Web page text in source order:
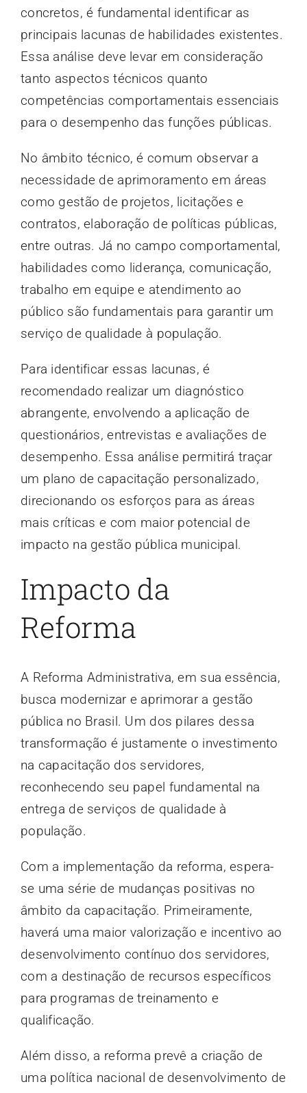
concretos, é fundamental identificar as
principais lacunas de habilidades existentes.
Essa análise deve levar em consideração
tanto aspectos técnicos quanto
competências comportamentais essenciais
para o desempenho das funções públicas.
No âmbito técnico, é comum observar a
necessidade de aprimoramento em áreas
como gestão de projetos, licitações e
contratos, elaboração de políticas públicas,
entre outras. Já no campo comportamental,
habilidades como liderança, comunicação,
trabalho em equipe e atendimento ao
público são fundamentais para garantir um
serviço de qualidade à população.
Para identificar essas lacunas, é
recomendado realizar um diagnóstico
abrangente, envolvendo a aplicação de
questionários, entrevistas e avaliações de
desempenho. Essa análise permitirá traçar
um plano de capacitação personalizado,
direcionando os esforços para as áreas
mais críticas e com maior potencial de
impacto na gestão pública municipal.
Impacto da
Reforma
A Reforma Administrativa, em sua essência,
busca modernizar e aprimorar a gestão
pública no Brasil. Um dos pilares dessa
transformação é justamente o investimento
na capacitação dos servidores,
reconhecendo seu papel fundamental na
entrega de serviços de qualidade à
população.
Com a implementação da reforma, espera-
se uma série de mudanças positivas no
âmbito da capacitação. Primeiramente,
haverá uma maior valorização e incentivo ao
desenvolvimento contínuo dos servidores,
com a destinação de recursos específicos
para programas de treinamento e
qualificação.
Além disso, a reforma prevê a criação de
uma política nacional de desenvolvimento de